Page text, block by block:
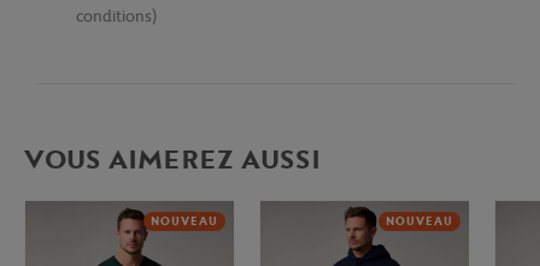
conditions)
VOUS AIMEREZ AUSSI
NOUVEAU NOUVEAU